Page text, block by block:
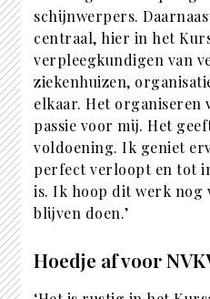
schijnwerpers.
centraal, hier in het
verpleegkundigen van
ziekenhuizen,
elkaar. Het organiseren
passie voor mij. Het
voldoening. Ik geniet
perfect verloopt en tot
is. Ik hoop dit werk nog
blijven doen.’
Hoedje af voor